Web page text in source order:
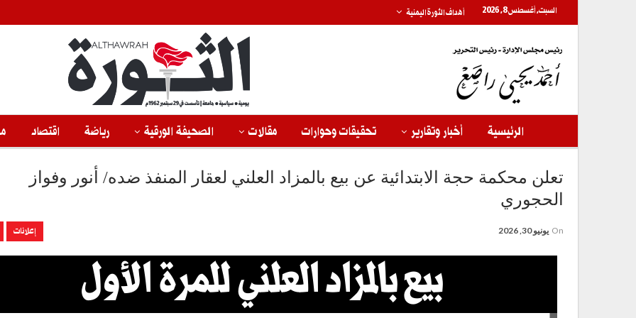
السبت, أغسطس 8, 2026 أهداف الثورة اليمنية
الرئيسية أخبار وتقارير تحقيقات وحوارات مقالات الصحيفة الورقية رياضة اقتصاد
تعلن محكمة حجة الابتدائية عن بيع بالمزاد العلني لعقار المنفذ ضده/ أنور وفواز
الحجوري
إعلانات On يونيو 30, 2026